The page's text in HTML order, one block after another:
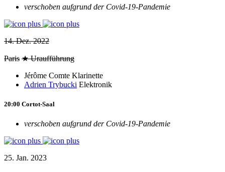
verschoben aufgrund der Covid-19-Pandemie
14. Dez. 2022
Paris ★ Uraufführung
Jérôme Comte Klarinette
Adrien Trybucki Elektronik
20:00 Cortot-Saal
verschoben aufgrund der Covid-19-Pandemie
25. Jan. 2023